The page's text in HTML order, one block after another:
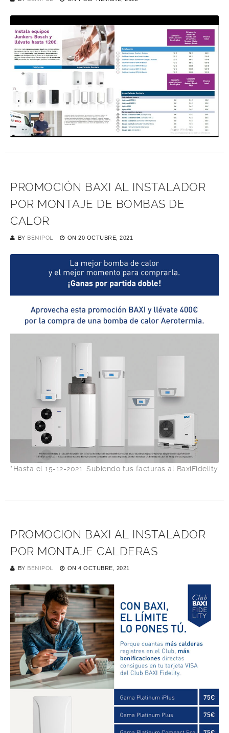
PROMOCIÓN BAXI AL INSTALADOR
POR MONTAJE DE BOMBAS DE
CALOR
BY BENIPOL ON 20 OCTUBRE, 2021
*Hasta el 15-12-2021. Subiendo tus facturas al BaxiFidelity
PROMOCION BAXI AL INSTALADOR
POR MONTAJE CALDERAS
BY BENIPOL ON 4 OCTUBRE, 2021